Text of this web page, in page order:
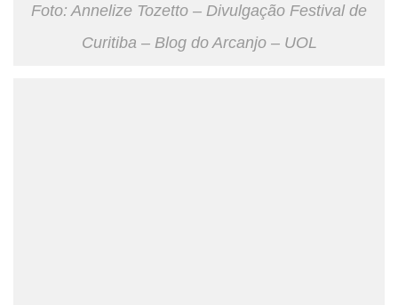
Foto: Annelize Tozetto – Divulgação Festival de
Curitiba – Blog do Arcanjo – UOL